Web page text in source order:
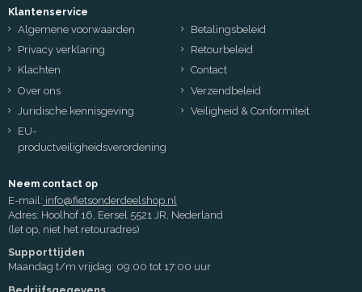
Klantenservice
Algemene voorwaarden
Betalingsbeleid
Privacy verklaring
Retourbeleid
Klachten
Contact
Over ons
Verzendbeleid
Juridische kennisgeving
Veiligheid & Conformiteit
EU-
productveiligheidsverordening
Neem contact op
E-mail: info@fietsonderdeelshop.nl
Adres: Hoolhof 16, Eersel 5521 JR, Nederland
(let op, niet het retouradres)
Supporttijden
Maandag t/m vrijdag: 09:00 tot 17:00 uur